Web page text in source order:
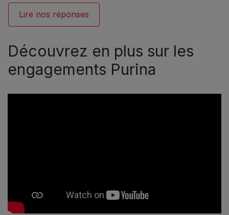
Lire nos réponses
Découvrez en plus sur les
engagements Purina